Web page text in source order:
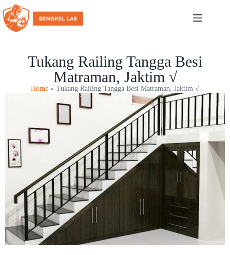
Tukang Railing Tangga Besi
Matraman, Jaktim √
Home » Tukang Railing Tangga Besi Matraman, Jaktim √